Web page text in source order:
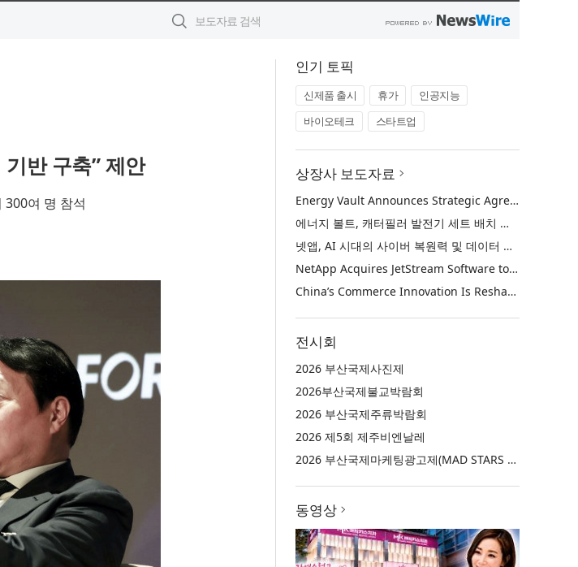
기반 구축” 제안
300여 명 참석
인기 토픽
신제품 출시 휴가
인공지능
바이오테크
스타트업
상장사 보도자료
Energy Vault Announces Strategic Agreement to Deploy 1.25 GW of Integrated Power Infrastructure for Hyperscaler AI Data Center with Leading Power Generation EPC Deploying Caterpillar Gensets
에너지 볼트, 캐터필러 발전기 세트 배치 중인 선도적인 발전 EPC를 통해 하이퍼스케일러 AI 데이터센터를 위한 1.25 GW 통합 전력 인프라 구축을 위한 전략적 계약 체결
넷앱, AI 시대의 사이버 복원력 및 데이터 보호 강화를 위해 젯스트림 소프트웨어 인수
NetApp Acquires JetStream Software to Advance Cyber Resilience and Data Protection for the AI Era
China’s Commerce Innovation Is Reshaping Global Retail
전시회
2026 부산국제사진제
2026부산국제불교박람회
2026 부산국제주류박람회
2026 제5회 제주비엔날레
2026 부산국제마케팅광고제(MAD STARS 2026)
동영상